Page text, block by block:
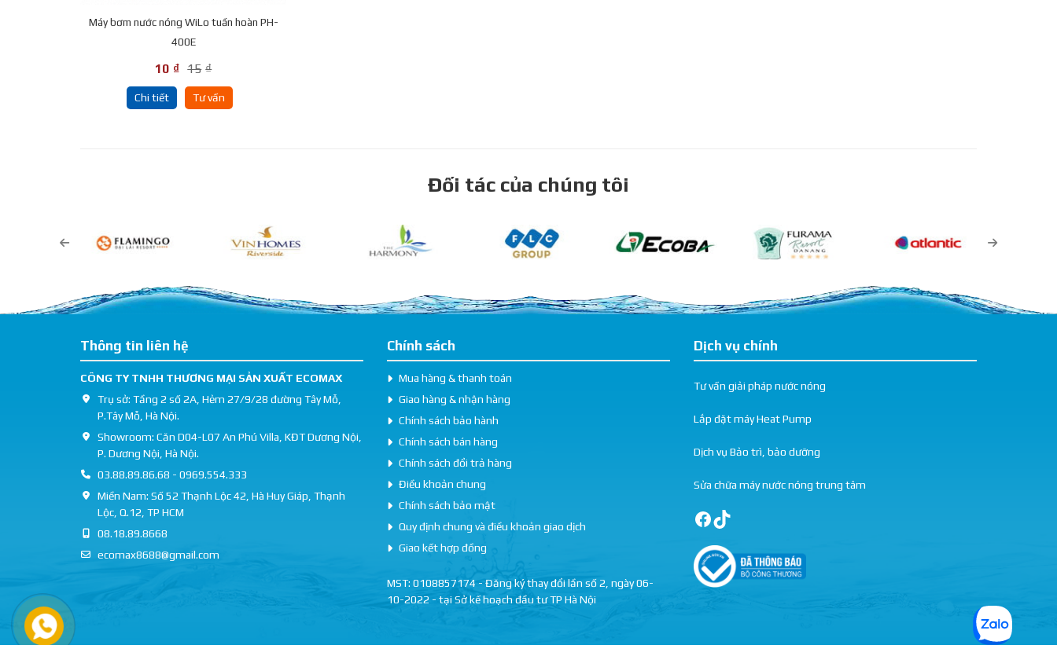
Máy bơm nước nóng WiLo tuần hoàn PH-
400E
10 ₫ 15 ₫
Chi tiết Tư vấn
Đối tác của chúng tôi
Thông tin liên hệ
CÔNG TY TNHH THƯƠNG MẠI SẢN XUẤT ECOMAX
Trụ sở: Tầng 2 số 2A, Hẻm 27/9/28 đường Tây Mỗ,
P.Tây Mỗ, Hà Nội.
Showroom: Căn D04-L07 An Phú Villa, KĐT Dương Nội,
P. Dương Nội, Hà Nội.
03.88.89.86.68 - 0969.554.333
Miền Nam: Số 52 Thạnh Lộc 42, Hà Huy Giáp, Thạnh
Lộc, Q.12, TP HCM
08.18.89.8668
ecomax8688@gmail.com
Chính sách
Mua hàng & thanh toán
Giao hàng & nhận hàng
Chính sách bảo hành
Chính sách bán hàng
Chính sách đổi trả hàng
Điều khoản chung
Chính sách bảo mật
Quy định chung và điều khoản giao dịch
Giao kết hợp đồng
MST: 0108857174 - Đăng ký thay đổi lần số 2, ngày 06-
10-2022 - tại Sở kế hoạch đầu tư TP Hà Nội
Dịch vụ chính
Tư vấn giải pháp nước nóng
Lắp đặt máy Heat Pump
Dịch vụ Bảo trì, bảo dưỡng
Sửa chữa máy nước nóng trung tâm